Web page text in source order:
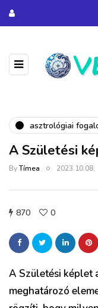
asztrológiai
A Születési
ByTímea 2023.10.08.
870 0
A Születési képlet
meghatározó